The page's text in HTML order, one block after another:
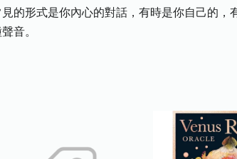
形式是你內心的對話，有時是你自己的，
音。